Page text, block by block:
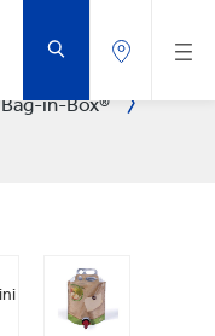
Bag-in-Box®